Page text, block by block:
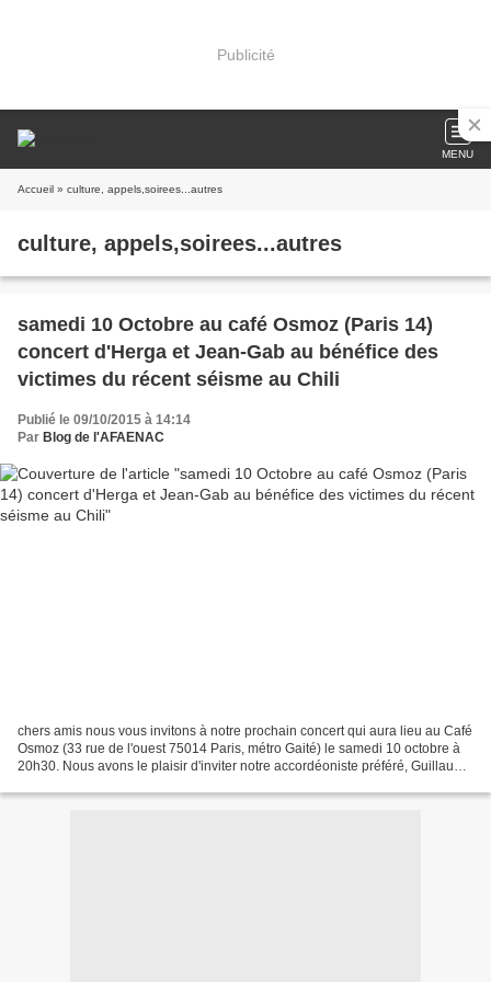
Publicité
MENU
Accueil » culture, appels,soirees...autres
culture, appels,soirees...autres
samedi 10 Octobre au café Osmoz (Paris 14)
concert d'Herga et Jean-Gab au bénéfice des
victimes du récent séisme au Chili
Publié le 09/10/2015 à 14:14
Par Blog de l'AFAENAC
chers amis nous vous invitons à notre prochain concert qui aura lieu au Café
Osmoz (33 rue de l'ouest 75014 Paris, métro Gaité) le samedi 10 octobre à
20h30. Nous avons le plaisir d'inviter notre accordéoniste préféré, Guillaume